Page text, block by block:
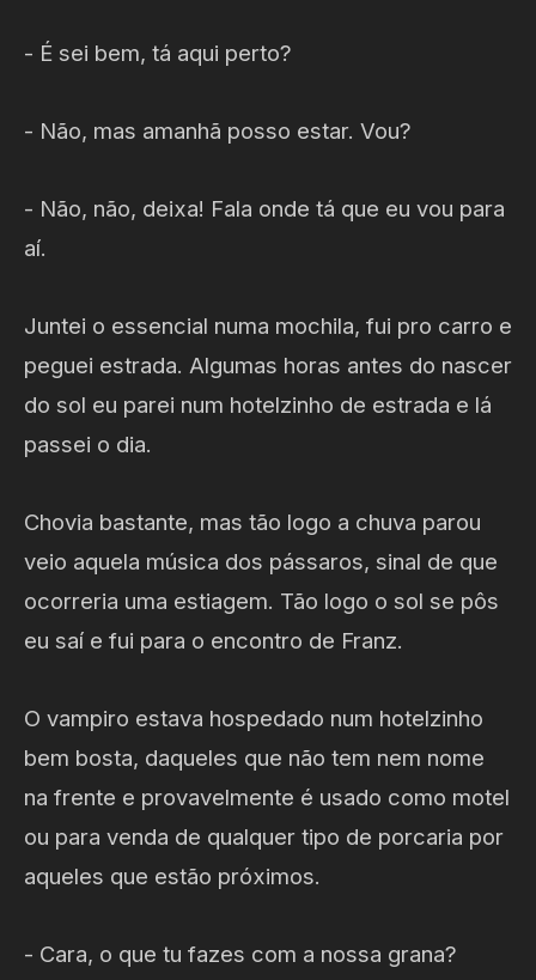
- É sei bem, tá aqui perto?
- Não, mas amanhã posso estar. Vou?
- Não, não, deixa! Fala onde tá que eu vou para
aí.
Juntei o essencial numa mochila, fui pro carro e
peguei estrada. Algumas horas antes do nascer
do sol eu parei num hotelzinho de estrada e lá
passei o dia.
Chovia bastante, mas tão logo a chuva parou
veio aquela música dos pássaros, sinal de que
ocorreria uma estiagem. Tão logo o sol se pôs
eu saí e fui para o encontro de Franz.
O vampiro estava hospedado num hotelzinho
bem bosta, daqueles que não tem nem nome
na frente e provavelmente é usado como motel
ou para venda de qualquer tipo de porcaria por
aqueles que estão próximos.
- Cara, o que tu fazes com a nossa grana?